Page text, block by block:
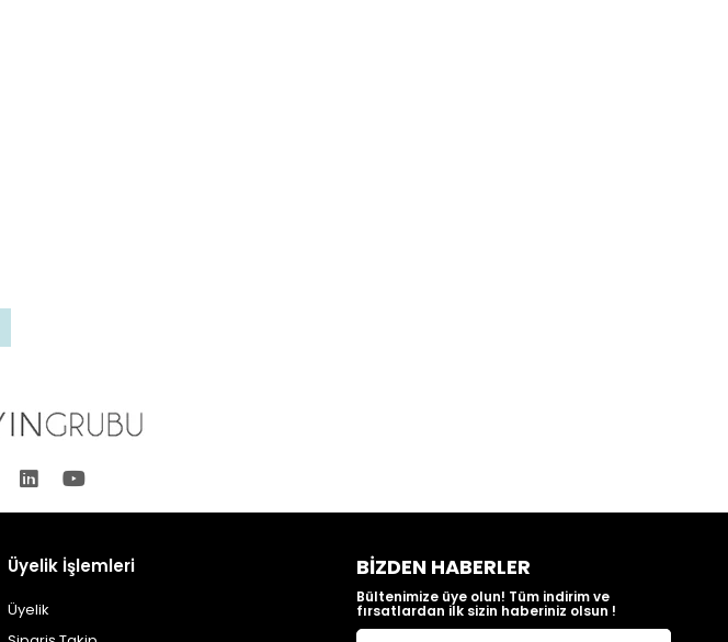
Üyelik İşlemleri
Üyelik
BIZDEN HABERLER
Bültenimize üye olun! Tüm indirim ve
fırsatlardan ilk sizin haberiniz olsun !